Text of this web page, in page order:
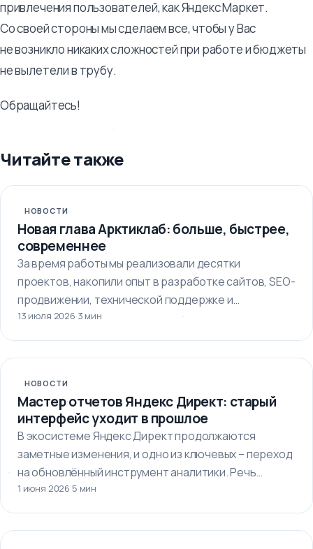
привлечения пользователей, как Яндекс Маркет.
Со своей стороны мы сделаем все, чтобы у Вас
не возникло никаких сложностей при работе и бюджеты
не вылетели в трубу.
Обращайтесь!
Читайте также
НОВОСТИ
Новая глава Арктиклаб: больше, быстрее,
современнее
За время работы мы реализовали десятки
проектов, накопили опыт в разработке сайтов, SEO-
продвижении, технической поддержке и
автоматизации бизнес-процессов.…
13 июля 2026·3 мин
НОВОСТИ
Мастер отчетов Яндекс Директ: старый
интерфейс уходит в прошлое
В экосистеме Яндекс Директ продолжаются
заметные изменения, и одно из ключевых – переход
на обновлённый инструмент аналитики. Речь…
1 июня 2026·5 мин